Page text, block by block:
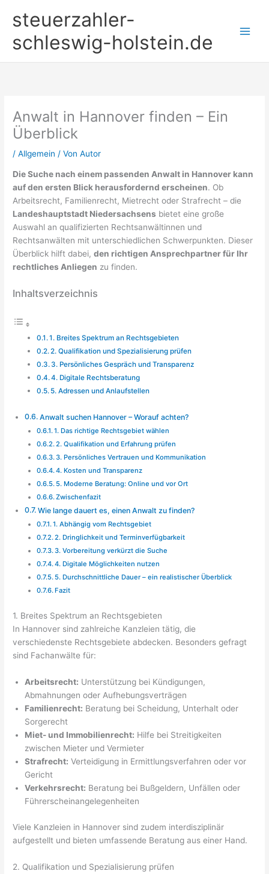
Inhaltsteuerzahler-
schleswig-holstein.de
Anwalt in Hannover finden – Ein
Überblick
/Allgemein / VonAutor
Die Suche nach einem passenden Anwalt in Hannover kann
auf den ersten Blick herausfordernd erscheinen. Ob
Arbeitsrecht, Familienrecht, Mietrecht oder Strafrecht – die
Landeshauptstadt Niedersachsens bietet eine große
Auswahl an qualifizierten Rechtsanwältinnen und
Rechtsanwälten mit unterschiedlichen Schwerpunkten. Dieser
Überblick hilft dabei,den richtigen Ansprechpartner für Ihr
rechtliches Anliegen zu finden.
Inhaltsverzeichnis
1. Breites Spektrum an Rechtsgebieten
2. Qualifikation und Spezialisierung prüfen
3. Persönliches Gespräch und Transparenz
4. Digitale Rechtsberatung
5. Adressen und Anlaufstellen
Anwalt suchen Hannover – Worauf achten?
1. Das richtige Rechtsgebiet wählen
2. Qualifikation und Erfahrung prüfen
3. Persönliches Vertrauen und Kommunikation
4. Kosten und Transparenz
5. Moderne Beratung: Online und vor Ort
Zwischenfazit
Wie lange dauert es, einen Anwalt zu finden?
1. Abhängig vom Rechtsgebiet
2. Dringlichkeit und Terminverfügbarkeit
3. Vorbereitung verkürzt die Suche
4. Digitale Möglichkeiten nutzen
5. Durchschnittliche Dauer – ein realistischer Überblick
Fazit
1. Breites Spektrum an Rechtsgebieten
In Hannover sind zahlreiche Kanzleien tätig, die
verschiedenste Rechtsgebiete abdecken. Besonders gefragt
sind Fachanwälte für:
Arbeitsrecht: Unterstützung bei Kündigungen,
Abmahnungen oder Aufhebungsverträgen
Familienrecht: Beratung bei Scheidung, Unterhalt oder
Sorgerecht
Miet- und Immobilienrecht: Hilfe bei Streitigkeiten
zwischen Mieter und Vermieter
Strafrecht: Verteidigung in Ermittlungsverfahren oder vor
Gericht
Verkehrsrecht: Beratung bei Bußgeldern, Unfällen oder
Führerscheinangelegenheiten
Viele Kanzleien in Hannover sind zudem interdisziplinär
aufgestellt und bieten umfassende Beratung aus einer Hand.
2. Qualifikation und Spezialisierung prüfen